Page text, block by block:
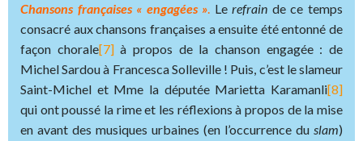
Chansons françaises « engagées ». Lerefrain de ce temps
consacré aux chansons françaises a ensuite été entonné de
façon chorale[7]à propos de la chanson engagée : de
Michel Sardou à Francesca Solleville ! Puis, c’est le slameur
Saint-Michel et Mme la députée Marietta Karamanli[8]
qui ont poussé la rime et les réflexions à propos de la mise
en avant des musiques urbaines (en l’occurrence du slam)